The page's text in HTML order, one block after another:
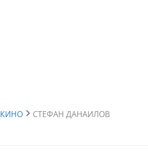
КИНО СТЕФАН ДАНАИЛОВ